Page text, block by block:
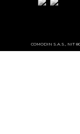
COMODIN S.A.S., NIT